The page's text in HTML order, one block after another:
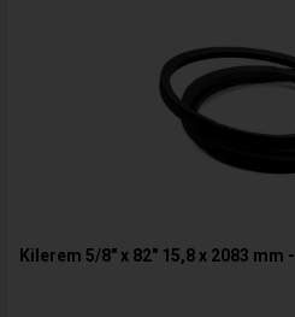
Kilerem 5/8" x 82" 15,8 x 2083 mm